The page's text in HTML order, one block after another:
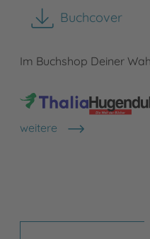
Buchcover
herunterladen
Im Buchshop Deiner
weitere
Shops anzeigen